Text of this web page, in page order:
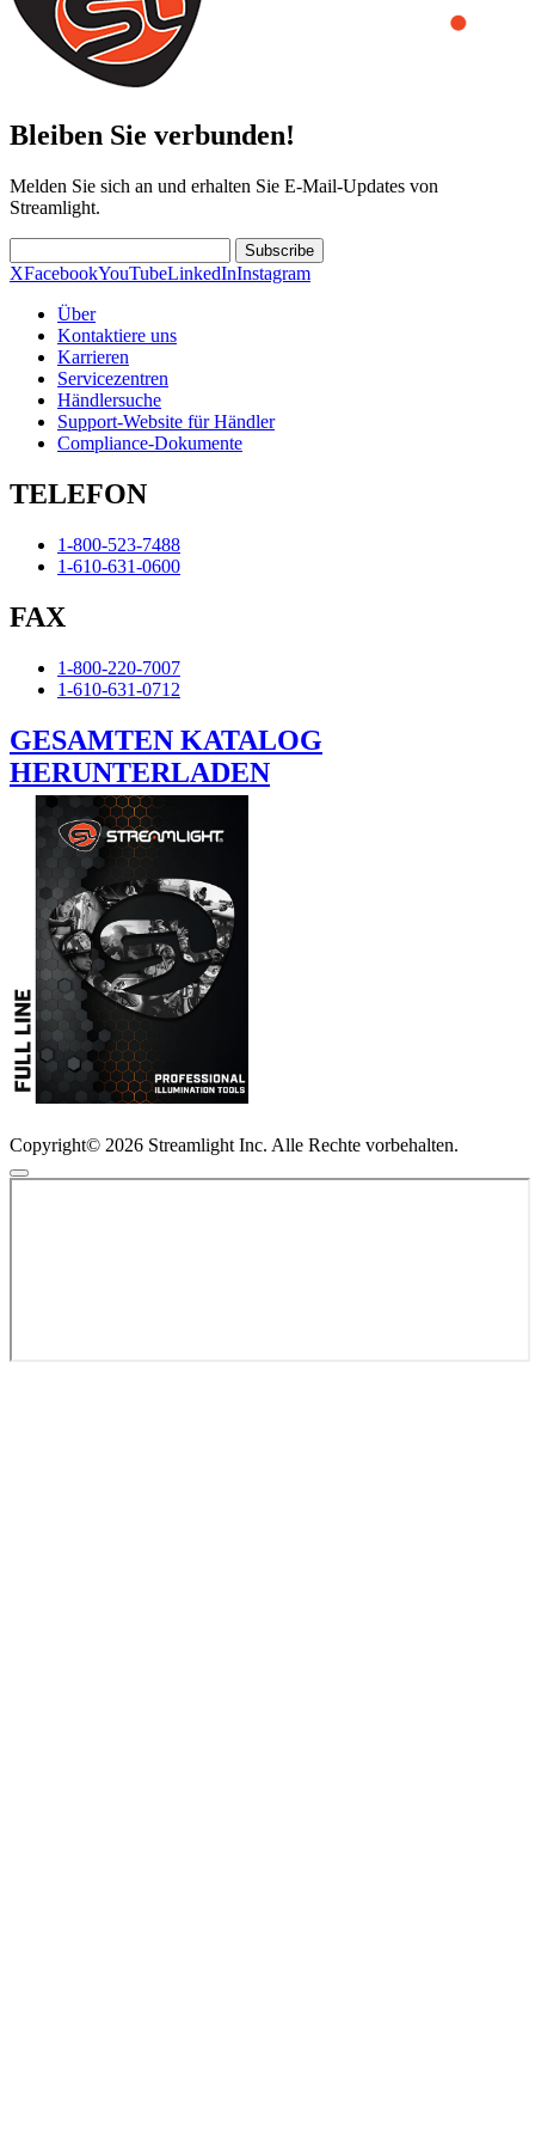
Bleiben Sie verbunden!
Melden Sie sich an und erhalten Sie E-Mail-Updates von
Streamlight.
Subscribe
XFacebookYouTubeLinkedInInstagram
Über
Kontaktiere uns
Karrieren
Servicezentren
Händlersuche
Support-Website für Händler
Compliance-Dokumente
TELEFON
1-800-523-7488
1-610-631-0600
FAX
1-800-220-7007
1-610-631-0712
GESAMTEN KATALOG
HERUNTERLADEN
Copyright© 2026 Streamlight Inc. Alle Rechte vorbehalten.